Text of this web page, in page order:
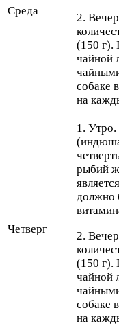
Среда
2.
(150 г).
чайной
собаке
на
Четверг
1. Утро.
рыбий
должно
2.
(150 г).
чайной
собаке
на